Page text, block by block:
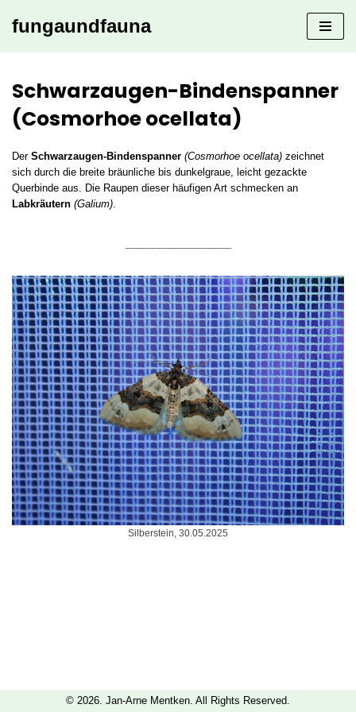
fungaundfauna
Schwarzaugen-Bindenspanner
(Cosmorhoe ocellata)
Der Schwarzaugen-Bindenspanner (Cosmorhoe ocellata) zeichnet
sich durch die breite bräunliche bis dunkelgraue, leicht gezackte
Querbinde aus. Die Raupen dieser häufigen Art schmecken an
Labkräutern (Galium).
Silberstein, 30.05.2025
© 2026. Jan-Arne Mentken. All Rights Reserved.